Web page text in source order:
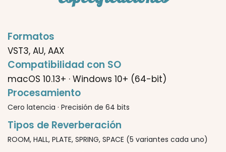
Formatos
VST3, AU, AAX
Compatibilidad con SO
macOS 10.13+ · Windows 10+ (64-bit)
Procesamiento
Cero latencia · Precisión de 64 bits
Tipos de Reverberación
ROOM, HALL, PLATE, SPRING, SPACE (5 variantes cada uno)